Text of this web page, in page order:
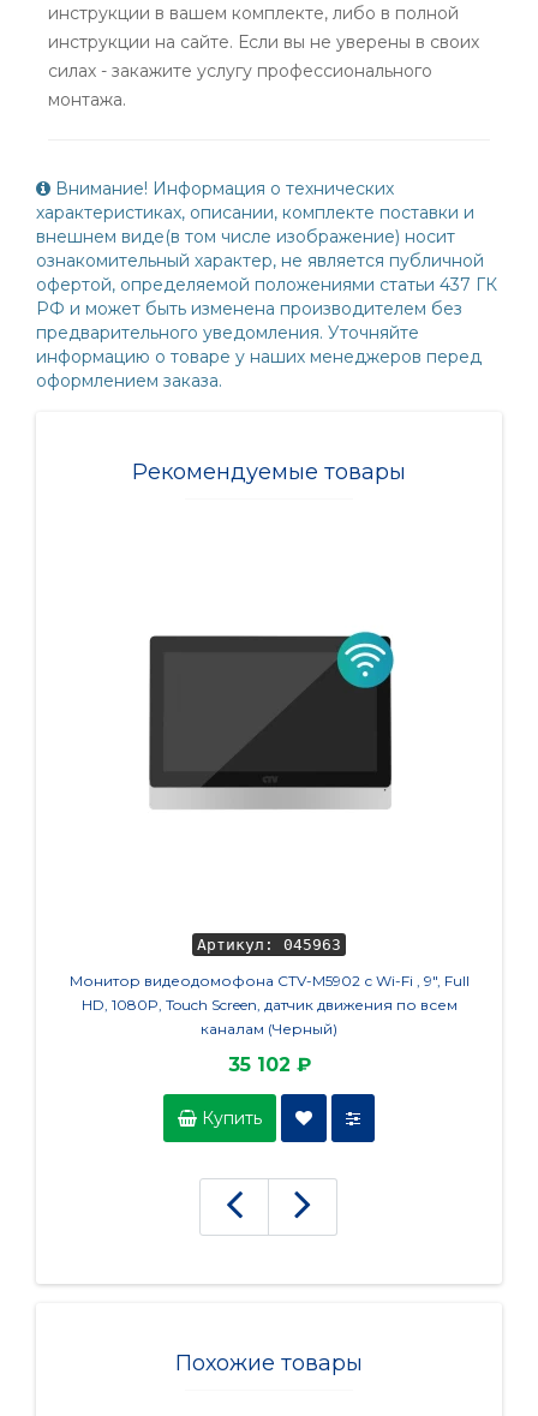
инструкции в вашем комплекте, либо в полной
инструкции на сайте. Если вы не уверены в своих
силах - закажите услугу профессионального
монтажа.
Внимание! Информация о технических
характеристиках, описании, комплекте поставки и
внешнем виде(в том числе изображение) носит
ознакомительный характер, не является публичной
офертой, определяемой положениями статьи 437 ГК
РФ и может быть изменена производителем без
предварительного уведомления. Уточняйте
информацию о товаре у наших менеджеров перед
оформлением заказа.
Рекомендуемые товары
Артикул: 045963
Монитор видеодомофона CTV-M5902 с Wi-Fi , 9", Full
HD, 1080P, Touch Screen, датчик движения по всем
каналам (Черный)
35 102 ₽
Купить
Похожие товары